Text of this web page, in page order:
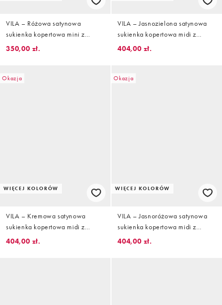
VILA – Różowa satynowa
sukienka kopertowa mini z
długimi rękawami w groszki
350,00 zł.
VILA – Jasnozielona satynowa
sukienka kopertowa midi z
długimi rękawami
404,00 zł.
Okazja
WIĘCEJ KOLORÓW
VILA – Kremowa satynowa
sukienka kopertowa midi z
długimi rękawami w groszki
404,00 zł.
Okazja
WIĘCEJ KOLORÓW
VILA – Jasnoróżowa satynowa
sukienka kopertowa midi z
długimi rękawami
404,00 zł.